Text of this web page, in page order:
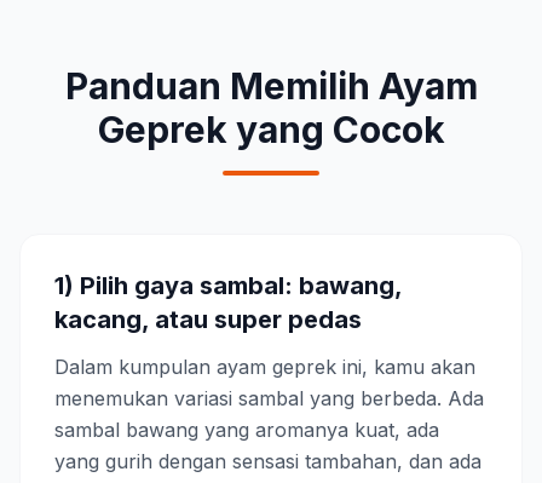
Panduan Memilih Ayam
Geprek yang Cocok
1) Pilih gaya sambal: bawang,
kacang, atau super pedas
Dalam kumpulan ayam geprek ini, kamu akan
menemukan variasi sambal yang berbeda. Ada
sambal bawang yang aromanya kuat, ada
yang gurih dengan sensasi tambahan, dan ada